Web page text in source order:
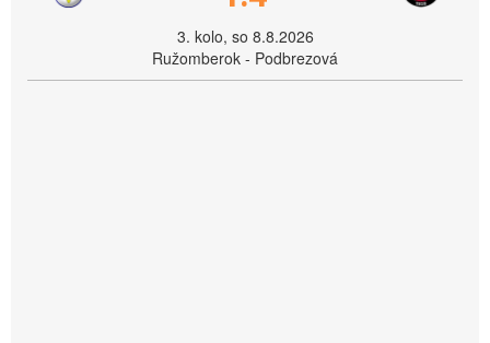
3. kolo, so 8.8.2026
Ružomberok - Podbrezová